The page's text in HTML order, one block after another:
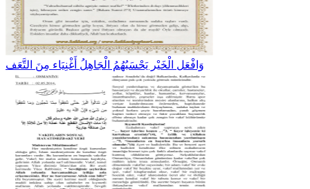
وَافْعَلِ الْخَيْر يَحْسَبُهُمُ الْجَاهِلُ أَغْنِيَاء مِنَ التَّعَف